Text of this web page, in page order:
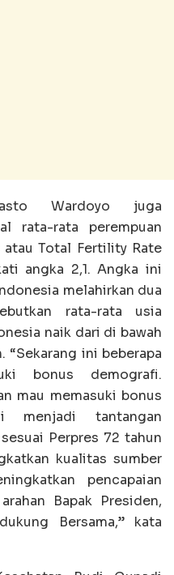
Wardoyo juga
rata-rata perempuan
atau Total Fertility Rate
angka 2,1. Angka ini
melahirkan dua
rata-rata usia
naik dari di bawah
ini beberapa
bonus demografi.
mau memasuki bonus
menjadi tantangan
Perpres 72 tahun
kualitas sumber
pencapaian
Bapak Presiden,
Bersama,” kata